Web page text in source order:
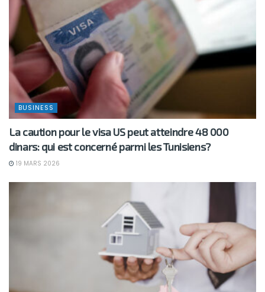
BUSINESS
La caution pour le visa US peut atteindre 48 000
dinars: qui est concerné parmi les Tunisiens?
19 MARS 2026